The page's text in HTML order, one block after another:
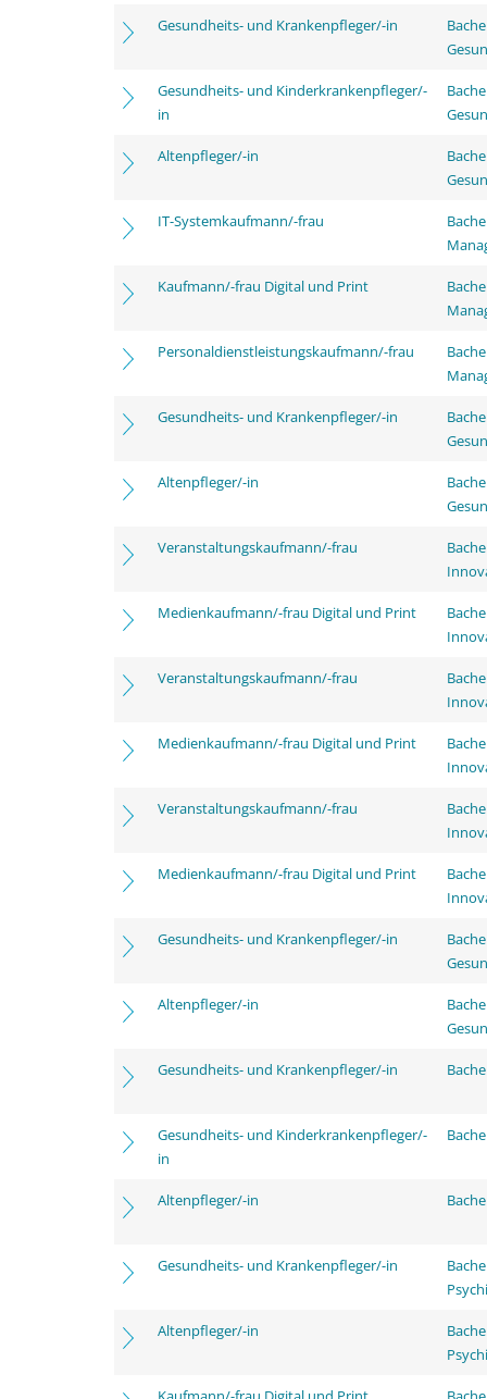
Gesundheits- und Krankenpfleger/-in
Gesundheits- und Kinderkrankenpfleger/-
in
Altenpfleger/-in
IT-Systemkaufmann/-frau
Kaufmann/-frau Digital und Print
Personaldienstleistungskaufmann/-frau
Gesundheits- und Krankenpfleger/-in
Altenpfleger/-in
Veranstaltungskaufmann/-frau
Medienkaufmann/-frau Digital und Print
Veranstaltungskaufmann/-frau
Medienkaufmann/-frau Digital und Print
Veranstaltungskaufmann/-frau
Medienkaufmann/-frau Digital und Print
Gesundheits- und Krankenpfleger/-in
Altenpfleger/-in
Gesundheits- und Krankenpfleger/-in
Gesundheits- und Kinderkrankenpfleger/-
in
Altenpfleger/-in
Gesundheits- und Krankenpfleger/-in
Altenpfleger/-in